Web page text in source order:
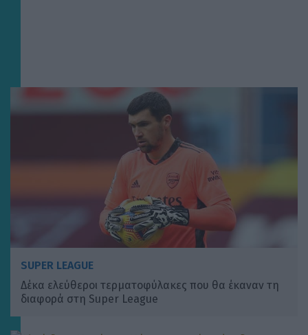
SUPER LEAGUE
Δέκα ελεύθεροι τερματοφύλακες που θα έκαναν τη
διαφορά στη Super League